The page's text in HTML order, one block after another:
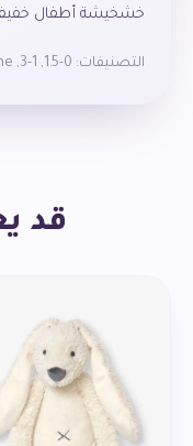
خشخيشة أطفال
التصنيفات: 0-1.5
,
1-3
,
قد